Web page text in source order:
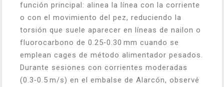
función principal: alinea la línea con la corriente
o con el movimiento del pez, reduciendo la
torsión que suele aparecer en líneas de nailon o
fluorocarbono de 0.25‑0.30 mm cuando se
emplean cages de método alimentador pesados.
Durante sesiones con corrientes moderadas
(0.3‑0.5 m/s) en el embalse de Alarcón, observé